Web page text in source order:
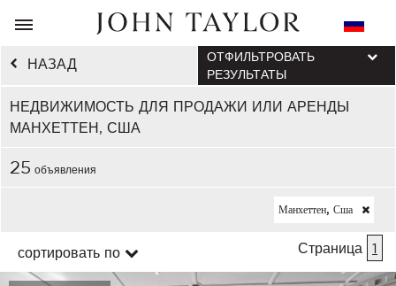
НАЗАД
НЕДВИЖИМОСТЬ ДЛЯ ПРОДАЖИ ИЛИ АРЕНДЫ
МАНХЕТТЕН, США
ОТФИЛЬТРОВАТЬ
РЕЗУЛЬТАТЫ
25 объявления
Манхеттен, Сша
сортировать по Страница 1